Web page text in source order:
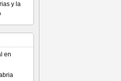
y la
en